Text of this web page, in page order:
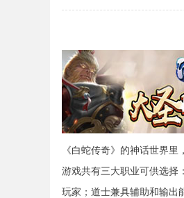
《白蛇传奇》的神话世界
游戏共有三大职业可供选择
玩家；道士兼具辅助和输出